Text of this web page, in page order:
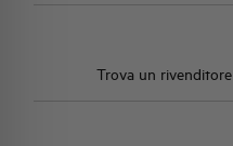
Trova un rivenditore